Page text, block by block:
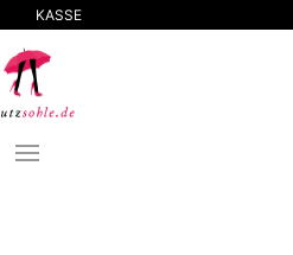
KASSE